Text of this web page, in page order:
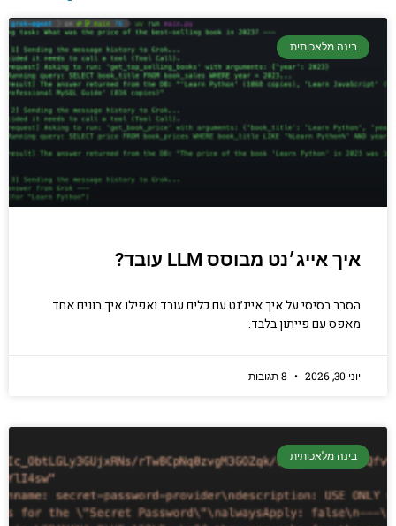
קריפטוגרפיה, ביצועים, אבטחת מידע ומידע
יסודי וחשוב שגם מתכנתים מנוסים לא תמיד
יודעים.
הכנסו עכשיו
בינה מלאכותית
איך אייג׳נט מבוסס LLM עובד?
הסבר בסיסי על איך אייג׳נט עם כלים עובד ואפילו איך בונים אחד
מאפס עם פייתון בלבד.
יוני 30, 2026
בינה מלאכותית